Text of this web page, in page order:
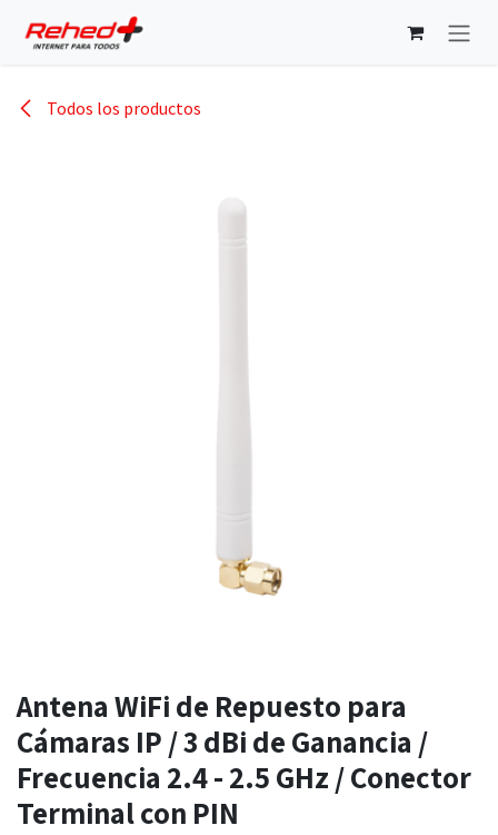
Todos los productos
Antena WiFi de Repuesto para
Cámaras IP / 3 dBi de Ganancia /
Frecuencia 2.4 - 2.5 GHz / Conector
Terminal con PIN